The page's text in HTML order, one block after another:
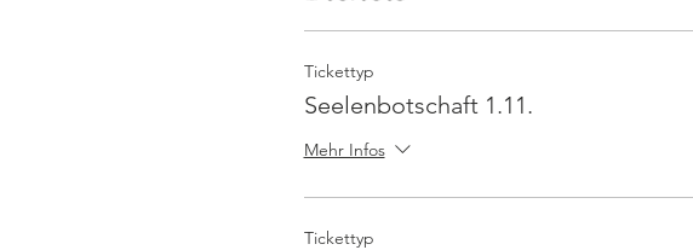
Tickettyp
Seelenbotschaft 1.11.
Mehr Infos
Tickettyp